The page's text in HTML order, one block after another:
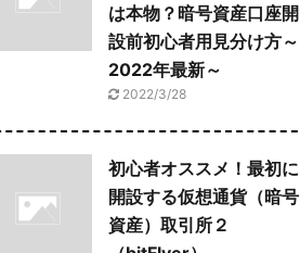
は本物？暗号資産口座開
設前初心者用見分け方～
2022年最新～
2022/3/28
初心者オススメ！最初に
開設する仮想通貨（暗号
資産）取引所２